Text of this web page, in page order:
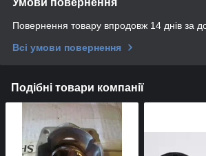
Умови повернення
Повернення товару впродовж 14 днів за
Всі умови повернення
Подібні товари компанії